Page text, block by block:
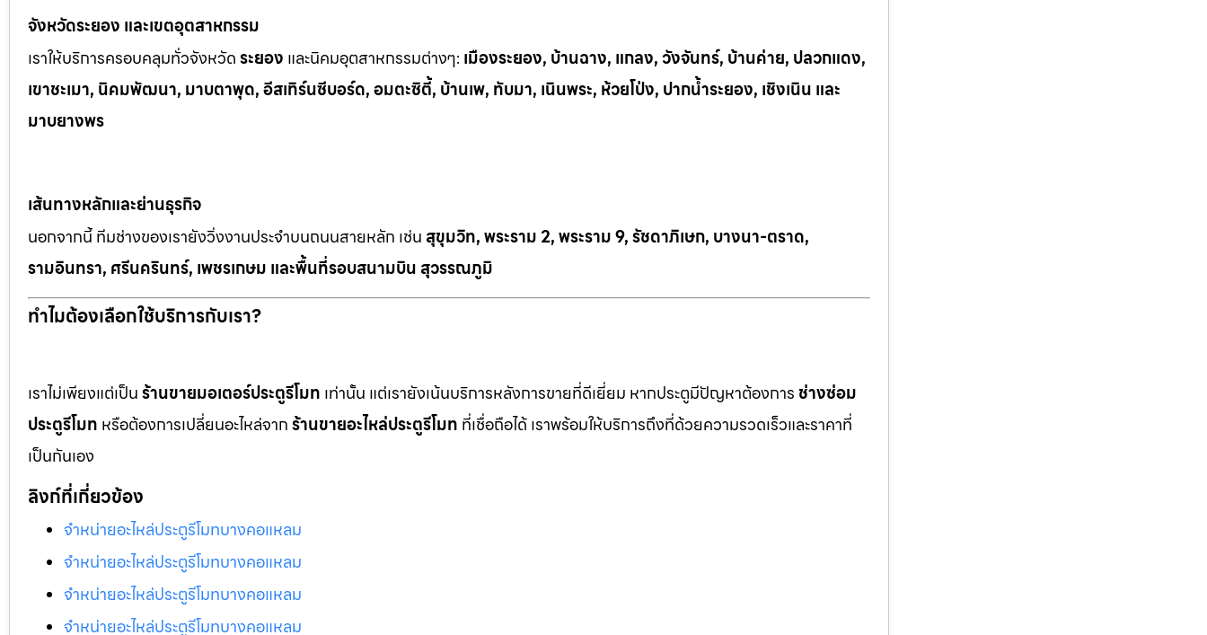
จังหวัดระยอง และเขตอุตสาหกรรม
เราให้บริการครอบคลุมทั่วจังหวัดระยอง และนิคมอุตสาหกรรมต่างๆ: เมืองระยอง, บ้านฉาง, แกลง, วังจันทร์, บ้านค่าย, ปลวกแดง,
เขาชะเมา, นิคมพัฒนา, มาบตาพุด, อีสเทิร์นซีบอร์ด, อมตะซิตี้, บ้านเพ, ทับมา, เนินพระ, ห้วยโป่ง, ปากน้ำระยอง, เชิงเนิน และ
มาบยางพร
เส้นทางหลักและย่านธุรกิจ
นอกจากนี้ ทีมช่างของเรายังวิ่งงานประจำบนถนนสายหลัก เช่น สุขุมวิท, พระราม 2, พระราม 9, รัชดาภิเษก, บางนา-ตราด,
รามอินทรา, ศรีนครินทร์, เพชรเกษม และพื้นที่รอบสนามบิน สุวรรณภูมิ
ทำไมต้องเลือกใช้บริการกับเรา?
เราไม่เพียงแต่เป็นร้านขายมอเตอร์ประตูรีโมท เท่านั้น แต่เรายังเน้นบริการหลังการขายที่ดีเยี่ยม หากประตูมีปัญหาต้องการ ช่างซ่อม
ประตูรีโมท หรือต้องการเปลี่ยนอะไหล่จากร้านขายอะไหล่ประตูรีโมท ที่เชื่อถือได้ เราพร้อมให้บริการถึงที่ด้วยความรวดเร็วและราคาที่
เป็นกันเอง
ลิงก์ที่เกี่ยวข้อง
จำหน่ายอะไหล่ประตูรีโมทบางคอแหลม
จำหน่ายอะไหล่ประตูรีโมทบางคอแหลม
จำหน่ายอะไหล่ประตูรีโมทบางคอแหลม
จำหน่ายอะไหล่ประตูรีโมทบางคอแหลม